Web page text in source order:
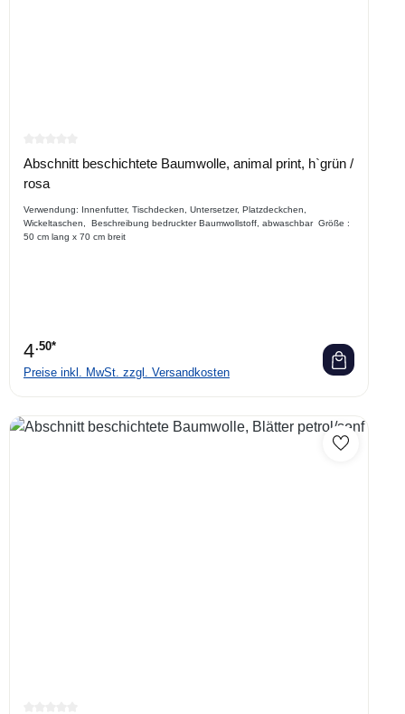
Durchschnittliche Bewertung von 0 von 5 Sternen
Abschnitt beschichtete Baumwolle, animal print, h`grün /
rosa
Verwendung: Innenfutter, Tischdecken, Untersetzer, Platzdeckchen,
Wickeltaschen, Beschreibung bedruckter Baumwollstoff, abwaschbar Größe :
50 cm lang x 70 cm breit
4.50*
Preise inkl. MwSt. zzgl. Versandkosten